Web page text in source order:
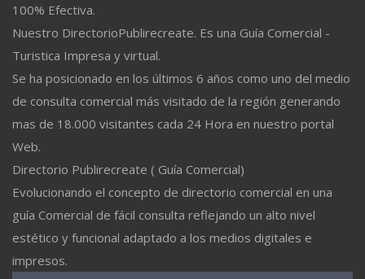
100% Efectiva.
Nuestro DirectorioPublirecreate. Es una Guía Comercial -
Turistica Impresa y virtual.
Se ha posicionado en los últimos 6 años como uno del medio
de consulta comercial más visitado de la región generando
mas de 18.000 visitantes cada 24 Hora en nuestro portal
Web.
Directorio Publirecreate ( Guía Comercial)
Evolucionando el concepto de directorio comercial en una
guía Comercial de fácil consulta reflejando un alto nivel
estético y funcional adaptado a los medios digitales e
impresos.